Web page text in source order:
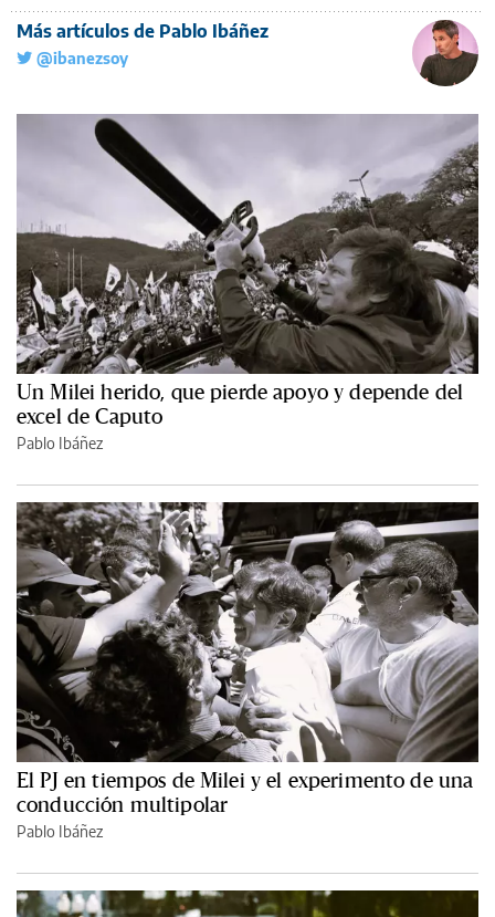
Más artículos de Pablo Ibáñez
@ibanezsoy
Un Milei herido, que pierde apoyo y depende del
excel de Caputo
Pablo Ibáñez
El PJ en tiempos de Milei y el experimento de una
conducción multipolar
Pablo Ibáñez